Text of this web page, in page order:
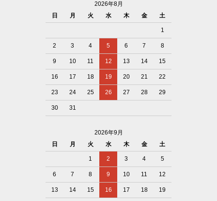
2026年8月
日
月 火 水 木 金 土
1
2 3 4 5 6 7 8
9 10 11 12 13 14 15
16 17 18 19 20 21 22
23 24 25 26 27 28 29
30 31
2026年9月
日
月 火 水 木 金 土
1 2 3 4 5
6 7 8 9 10 11 12
13 14 15 16 17 18 19